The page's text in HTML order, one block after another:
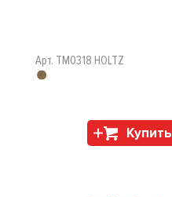
Арт. TM0318 HOLTZ
Купить